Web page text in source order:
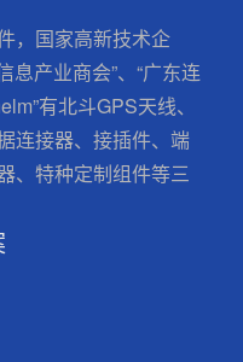
，国家高新技术企
息产业商会”、“广东连
有北斗GPS天线、
连接器、接插件、端
、特种定制组件等三